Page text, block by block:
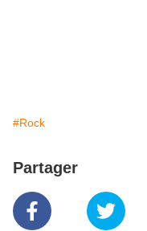
#Rock
Partager